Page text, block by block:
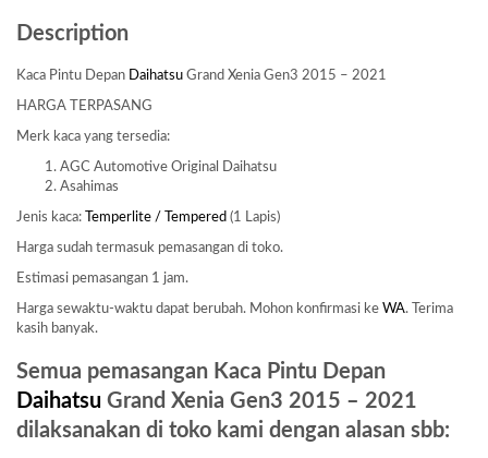
Description
Kaca Pintu Depan Daihatsu Grand Xenia Gen3 2015 – 2021
HARGA TERPASANG
Merk kaca yang tersedia:
AGC Automotive Original Daihatsu
Asahimas
Jenis kaca: Temperlite / Tempered (1 Lapis)
Harga sudah termasuk pemasangan di toko.
Estimasi pemasangan 1 jam.
Harga sewaktu-waktu dapat berubah. Mohon konfirmasi ke WA. Terima
kasih banyak.
Semua pemasangan Kaca Pintu Depan
Daihatsu Grand Xenia Gen3 2015 – 2021
dilaksanakan di toko kami dengan alasan sbb: